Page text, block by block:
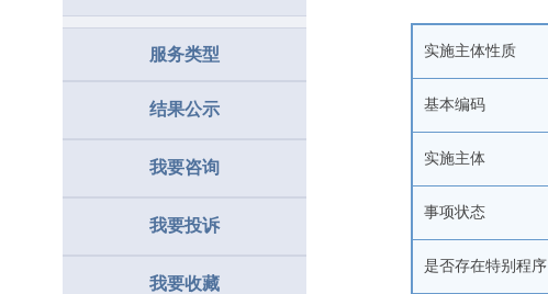
服务类型
结果公示
我要咨询
我要投诉
我要收藏
实施主体性质
基本编码
实施主体
事项状态
是否存在特别程序